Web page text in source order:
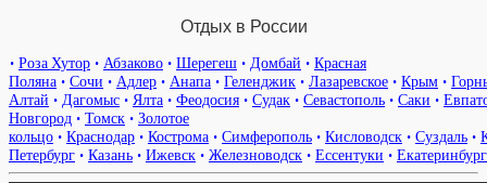
Отдых в России
• Роза Хутор • Абзаково • Шерегеш • Домбай • Красная
Поляна • Сочи • Адлер • Анапа • Геленджик • Лазаревское • Крым •
Алтай • Дагомыс • Ялта • Феодосия • Судак • Севастополь • Саки •
Новгород • Томск • Золотое
кольцо • Краснодар • Кострома • Симферополь • Кисловодск • Суздаль •
Петербург • Казань • Ижевск • Железноводск • Ессентуки • Екатеринбург